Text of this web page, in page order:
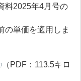
料2025年4月号の
の単価を適用しま
（PDF：113.5キロ